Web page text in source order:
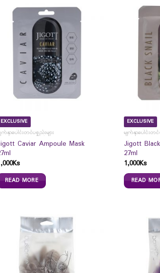
EXCLUSIVE
က်နှာပေါင်းတင်ပစ္စည်းများ
Caviar Ampoule Mask
Ks
READ MORE
EXCLUSIVE
မျက်နှာပေါင်းတင်
Jigott
27ml
1,000Ks
READ